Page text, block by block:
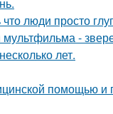
люди просто
-
лет.
помощью и